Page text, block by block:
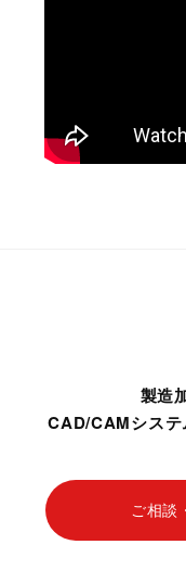
製造
CAD/CAMシステ
ご相談